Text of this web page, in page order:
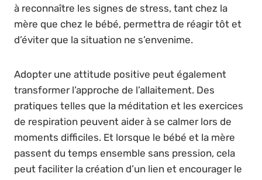
à reconnaître les signes de stress, tant chez la
mère que chez le bébé, permettra de réagir tôt et
d’éviter que la situation ne s’envenime.
Adopter une attitude positive peut également
transformer l’approche de l’allaitement. Des
pratiques telles que la méditation et les exercices
de respiration peuvent aider à se calmer lors de
moments difficiles. Et lorsque le bébé et la mère
passent du temps ensemble sans pression, cela
peut faciliter la création d’un lien et encourager le